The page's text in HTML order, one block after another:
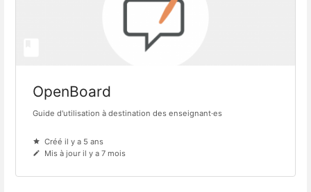
OpenBoard
Guide d'utilisation à destination des enseignant·es
Créé il y a 5 ans
Mis à jour il y a 7 mois